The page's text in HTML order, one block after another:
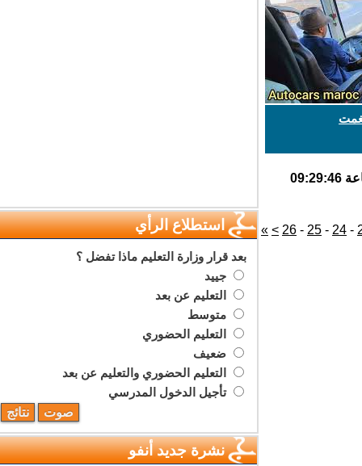
24
-
25
-
26
>
» استطلاع الرأي
بعد قرار وزارة التعليم ماذا تفضل ؟
جييد
التعليم عن بعد
متوسط
التعليم الحضوري
ضعيف
التعليم الحضوري والتعليم عن بعد
تأجيل الدخول المدرسي
نشرة جديد أنفو